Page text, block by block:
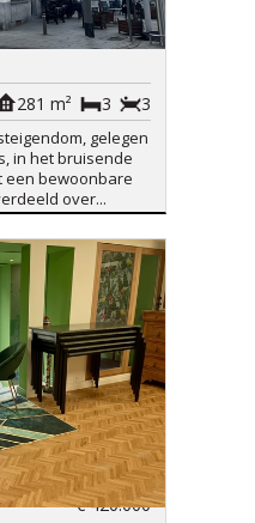
€ 700.000
3
3
281 m²
gelegen
in het bruisende
een bewoonbare
over...
€ 420.000